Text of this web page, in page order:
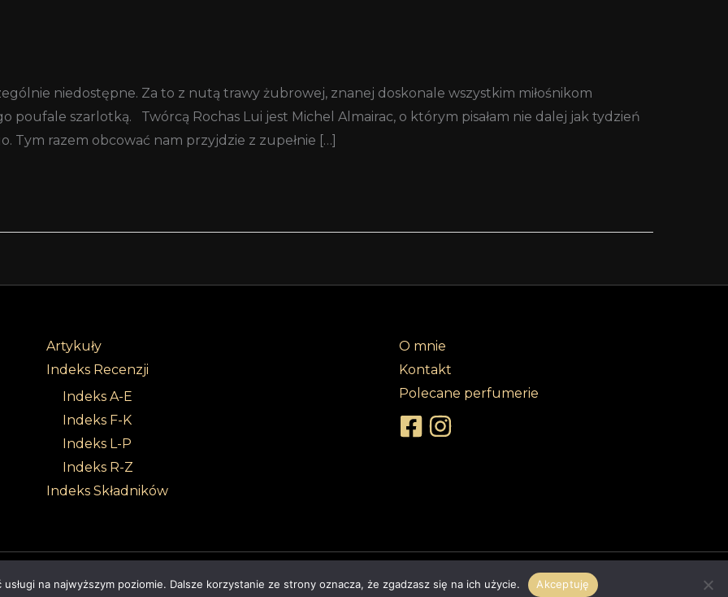
niedostępne. Za to z nutą trawy żubrowej, znanej doskonale wszystkim miłośnikom
poufale szarlotką. Twórcą Rochas Lui jest Michel Almairac, o którym pisałam nie dalej jak tydzień
Tym razem obcować nam przyjdzie z zupełnie […]
Artykuły
Indeks Recenzji
Indeks A-E
Indeks F-K
Indeks L-P
Indeks R-Z
Indeks Składników
O mnie
Kontakt
Polecane perfumerie
Of Senses |Z dumą wspierane przez 4ec.eu - strony www i sklepy internetowe
na najwyższym poziomie. Dalsze korzystanie ze strony oznacza, że zgadzasz się na ich użycie. Akceptuję